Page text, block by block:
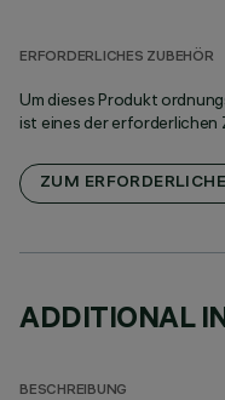
ERFORDERLICHES ZUBEHÖR
Um dieses Produkt
ist eines der
ZUM
ADDITIONAL
BESCHREIBUNG